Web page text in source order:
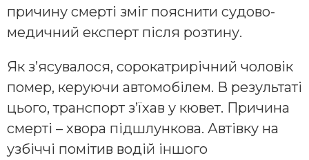
причину смерті зміг пояснити судово-
медичний експерт після розтину.
Як з’ясувалося, сорокатрирічний чоловік
помер, керуючи автомобілем. В результаті
цього, транспорт з’їхав у кювет. Причина
смерті – хвора підшлункова. Автівку на
узбіччі помітив водій іншого